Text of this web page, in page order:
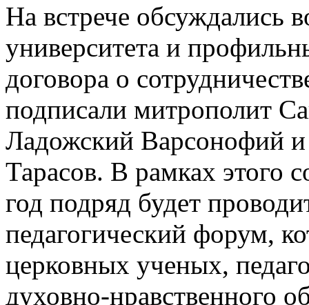
На встрече обсуждались
университета и
договора о
подписали митрополит
Ладожский Варсонофий и
Тарасов. В рамках этого
год подряд будет
педагогический форум,
церковных ученых,
духовно-нравственного